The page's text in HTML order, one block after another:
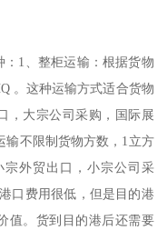
1、整柜运输：根据货物
。这种运输方式适合货物
，大宗公司采购，国际展
输不限制货物方数，1立方
外贸出口，小宗公司采
口费用很低，但是目的港
值。货到目的港后还需要